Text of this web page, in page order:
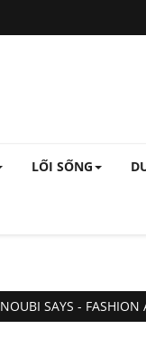
LỐI SỐNG
NOUBI SAYS - FASHION